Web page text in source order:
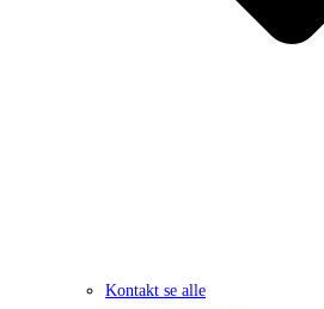
Kontakt se alle